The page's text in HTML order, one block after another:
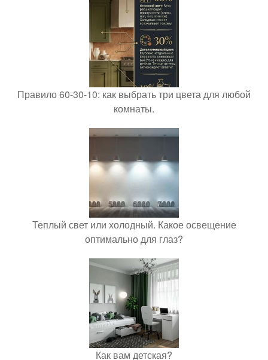
Правило 60-30-10: как выбрать три цвета для любой
комнаты.
Теплый свет или холодный. Какое освещение
оптимально для глаз?
Как вам детская?